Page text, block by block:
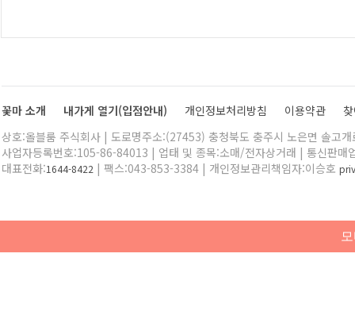
꽃마 소개 내가게 열기(입점안내) 개인정보처리방침 이용약관
상호:올블룸 주식회사 | 도로명주소:(27453) 충청북도 충주시 노은면 솔고
사업자등록번호:105-86-84013 | 업태 및 종목:소매/전자상거래 | 통신판매
대표전화:1644-8422 | 팩스:043-853-3384 | 개인정보관리책임자:이승호